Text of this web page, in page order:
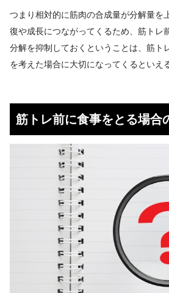
つまり相対的に筋肉の合成量が分解量を
復や成長につながってくるため、筋トレ
分解を抑制しておくということは、筋ト
を考えた場合に大切になってくるといえ
筋トレ前に食事をとる場合